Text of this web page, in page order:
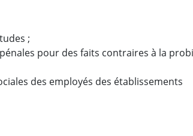
;
pour des faits contraires à la
des employés des établissements